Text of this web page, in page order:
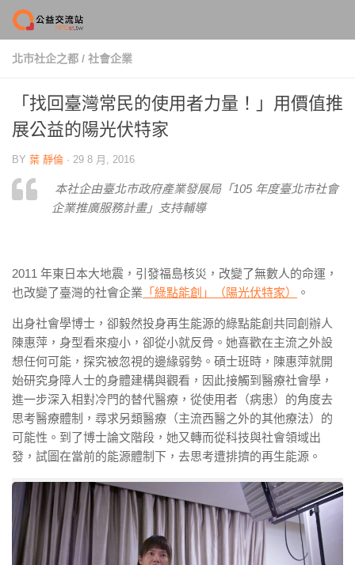
Skip to content
北市社企之都 / 社會企業
「找回臺灣常民的使用者力量！」用價值推
展公益的陽光伏特家
BY 葉 靜倫 · 29 8 月, 2016
本社企由臺北市政府產業發展局「105 年度臺北市社會
企業推廣服務計畫」支持輔導
2011 年東日本大地震，引發福島核災，改變了無數人的命運，
也改變了臺灣的社會企業 「綠點能創」（陽光伏特家） 。
出身社會學博士，卻毅然投身再生能源的綠點能創共同創辦人
陳惠萍，身型看來瘦小，卻從小就反骨。她喜歡在主流之外設
想任何可能，探究被忽視的邊緣弱勢。碩士班時，陳惠萍就開
始研究身障人士的身體建構與觀看，因此接觸到醫療社會學，
進一步深入相對冷門的替代醫療，從使用者（病患）的角度去
思考醫療體制，尋求另類醫療（主流西醫之外的其他療法）的
可能性。到了博士論文階段，她又轉而從科技與社會領域出
發，試圖在當前的能源體制下，去思考遭排擠的再生能源。